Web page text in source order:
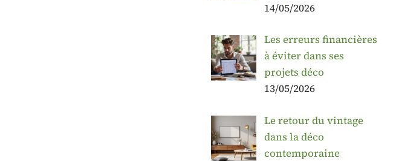
14/05/2026
Les erreurs financières
à éviter dans ses
projets déco
13/05/2026
Le retour du vintage
dans la déco
contemporaine